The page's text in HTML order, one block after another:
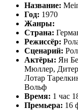
Название:
Год: 1970
Жанры:
Страна:
Режиссёр:
Сценарий:
Актёры: Ян
Мюллер, Дитер
Лотар
Вольф
Время: 1 час
Премьера: 16